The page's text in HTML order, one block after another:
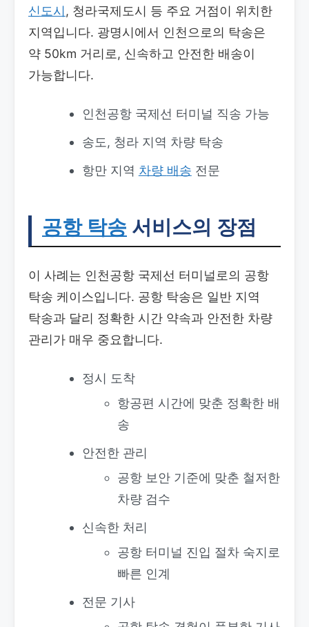
신도시 , 청라국제도시 등 주요 거점이 위치한
지역입니다. 광명시에서 인천으로의 탁송은
약 50km 거리로, 신속하고 안전한 배송이
가능합니다.
인천공항 국제선 터미널 직송 가능
송도, 청라 지역 차량 탁송
항만 지역 차량 배송 전문
공항 탁송 서비스의 장점
이 사례는 인천공항 국제선 터미널로의 공항
탁송 케이스입니다. 공항 탁송은 일반 지역
탁송과 달리 정확한 시간 약속과 안전한 차량
관리가 매우 중요합니다.
정시 도착
항공편 시간에 맞춘 정확한 배
송
안전한 관리
공항 보안 기준에 맞춘 철저한
차량 검수
신속한 처리
공항 터미널 진입 절차 숙지로
빠른 인계
전문 기사